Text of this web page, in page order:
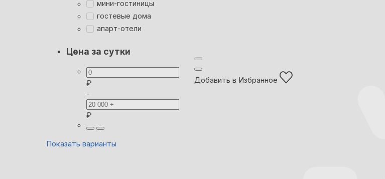
мини-гостиницы
гостевые дома
апарт-отели
Цена за сутки
₽
-
₽
Показать варианты
Добавить в Избранное